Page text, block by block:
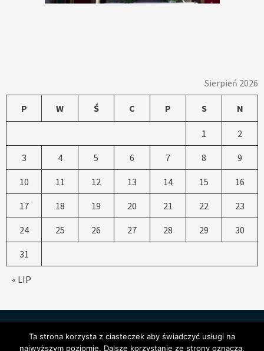
Sierpień 2026
P W Ś C P S N
« LIP
1 2
3 4 5 6 7 8 9
10 11 12 13 14 15 16
17 18 19 20 21 22 23
24 25 26 27 28 29 30
31
Ta strona korzysta z ciasteczek aby świadczyć usługi na
najwyższym poziomie. Dalsze korzystanie ze strony oznacza,